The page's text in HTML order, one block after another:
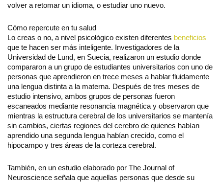
volver a retomar un idioma, o estudiar uno nuevo.
Cómo repercute en tu salud
Lo creas o no, a nivel psicológico existen diferentes beneficios
que te hacen ser más inteligente. Investigadores de la
Universidad de Lund, en Suecia, realizaron un estudio donde
compararon a un grupo de estudiantes universitarios con uno de
personas que aprendieron en trece meses a hablar fluidamente
una lengua distinta a la materna. Después de tres meses de
estudio intensivo, ambos grupos de personas fueron
escaneados mediante resonancia magnética y observaron que
mientras la estructura cerebral de los universitarios se mantenía
sin cambios, ciertas regiones del cerebro de quienes habían
aprendido una segunda lengua habían crecido, como el
hipocampo y tres áreas de la corteza cerebral.
También, en un estudio elaborado por The Journal of
Neuroscience señala que aquellas personas que desde su